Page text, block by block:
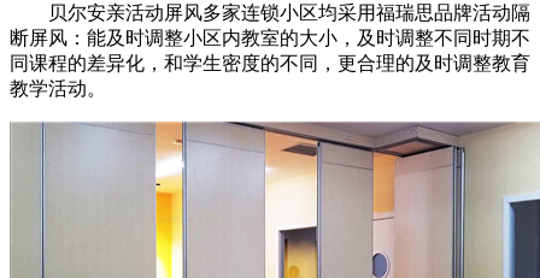
贝尔安亲活动屏风多家连锁小区均采用福瑞思品牌活动隔
断屏风：能及时调整小区内教室的大小，及时调整不同时期不
同课程的差异化，和学生密度的不同，更合理的及时调整教育
教学活动。